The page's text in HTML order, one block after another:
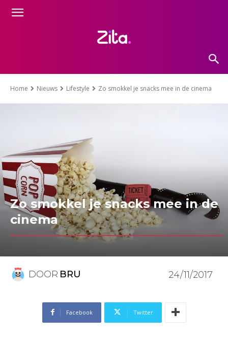
Home Nieuws Lifestyle Zo smokkel je snacks mee in de cinema
Zo smokkel je snacks mee in de
cinema
DOOR BRU 24/11/2017
Facebook Twitter